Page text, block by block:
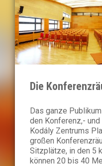
Die
Das ganze
den Konferenz,-
Kodály Zentrums
großen
Sitzplätze, in den 5
können 20 bis 40